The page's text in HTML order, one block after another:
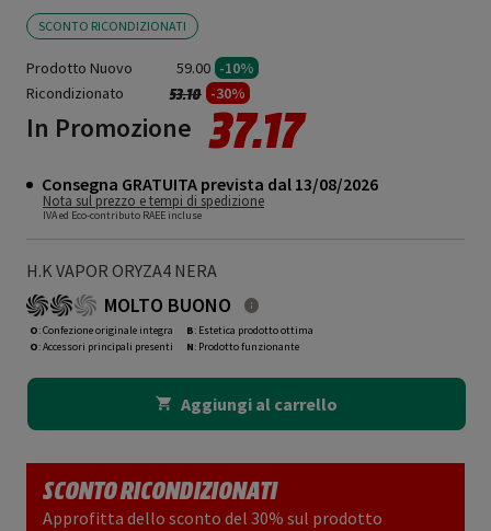
SCONTO RICONDIZIONATI
Prodotto Nuovo 59.00 -10%
Ricondizionato
Prezzo ridotto da
53.10a -30%
In Promozione 37.17
Consegna GRATUITA prevista dal 13/08/2026
Nota sul prezzo e tempi di spedizione
IVA ed Eco-contributo RAEE incluse
H.K VAPOR ORYZA4 NERA
MOLTO BUONO
O: Confezione originale integra
O: Accessori principali presenti
B: Estetica prodotto ottima
N: Prodotto funzionante
Aggiungi al carrello
SCONTO RICONDIZIONATI
Approfitta dello sconto del 30% sul prodotto